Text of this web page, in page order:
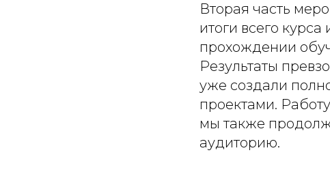
Вторая часть
итоги всего
прохождении
Результаты
уже создали
проектами.
мы также
аудиторию.